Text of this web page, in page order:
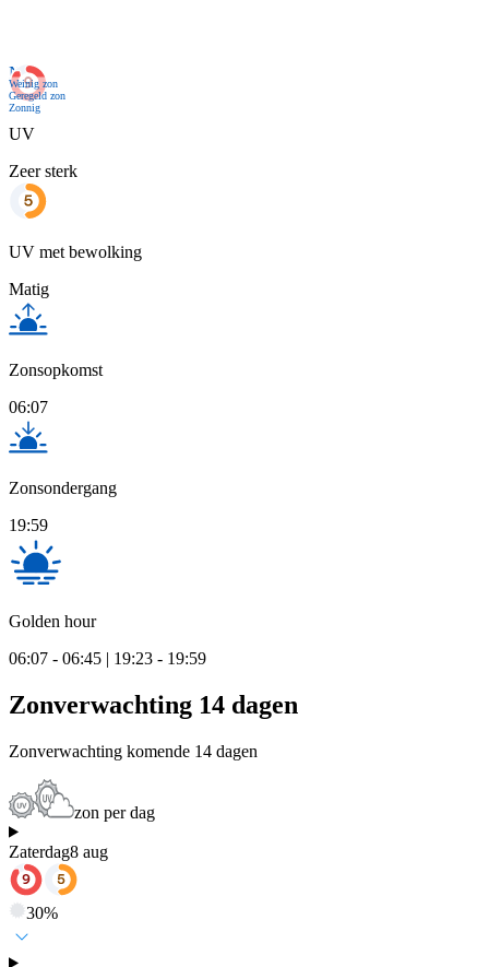
Nu
Weinig zon
Geregeld zon
Zonnig
UV
Zeer sterk
UV met bewolking
Matig
Zonsopkomst
06:07
Zonsondergang
19:59
Golden hour
06:07 - 06:45 | 19:23 - 19:59
Zonverwachting 14 dagen
Zonverwachting komende 14 dagen
zon per dag
Zaterdag8 aug
30%